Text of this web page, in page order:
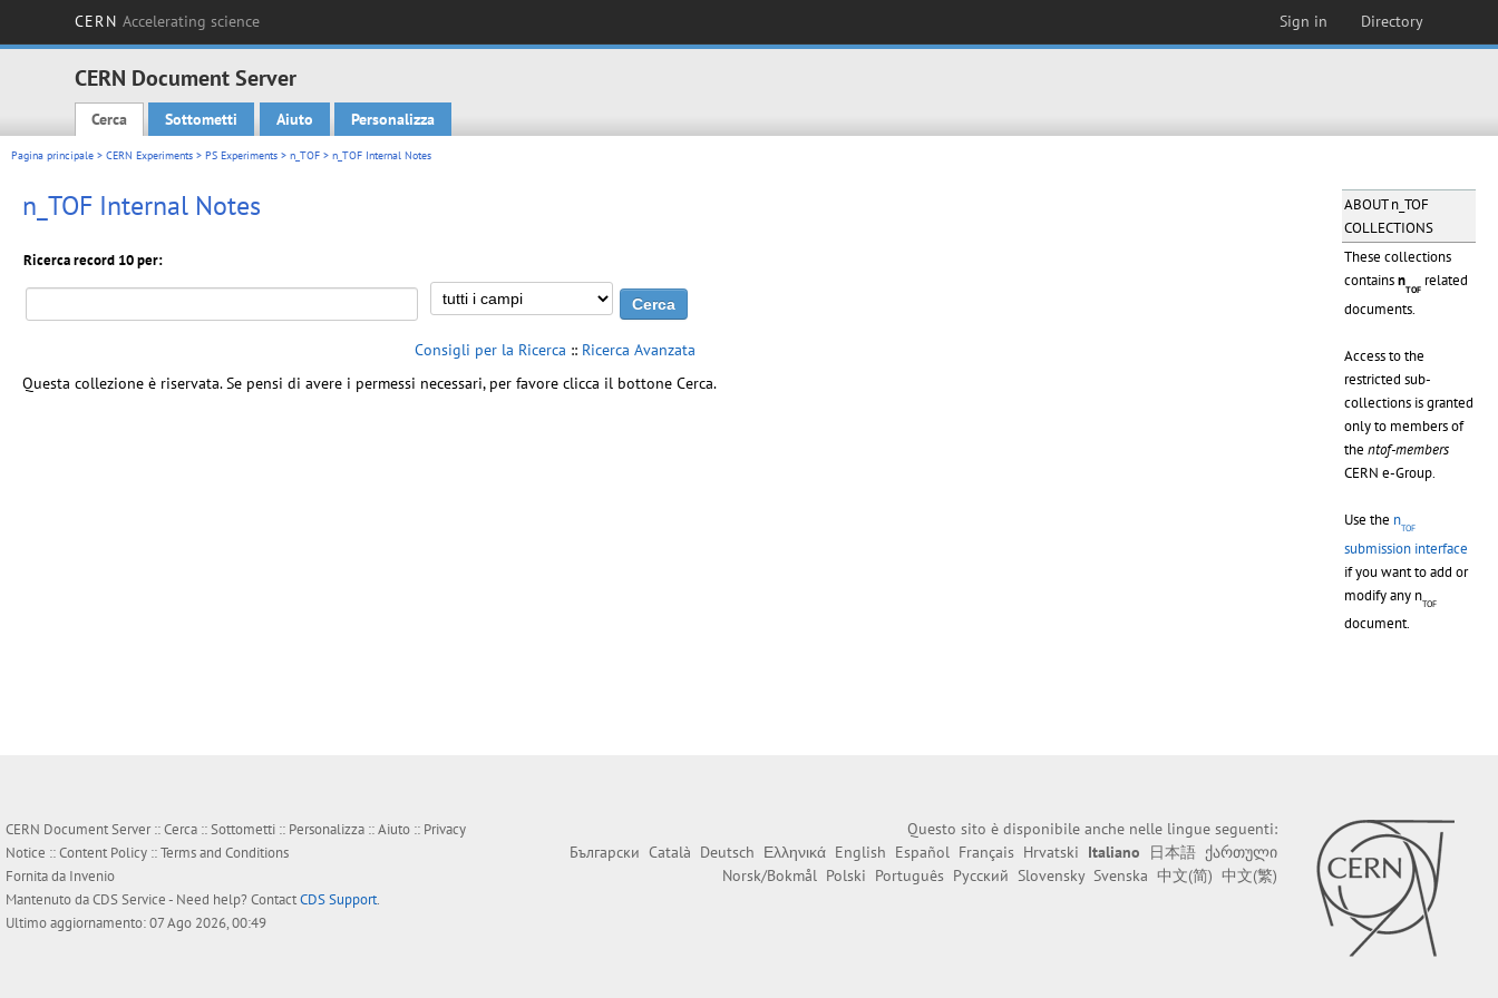
CERN Accelerating science Sign in Directory
CERN Document Server
Main menu
Cerca Sottometti Aiuto Personalizza
Pagina principale > CERN Experiments > PS Experiments > n_TOF > n_TOF Internal Notes
ABOUT n_TOF
COLLECTIONS
These collections
containsnTOF related
documents.
Access to the
restricted sub-
collections is granted
only to members of
the ntof-members
CERN e-Group.
Use the nTOF
submission interface
if you want to add or
modify any nTOF
document.
n_TOF Internal Notes
Ricerca record 10 per:
Consigli per la Ricerca :: Ricerca Avanzata
Questa collezione è riservata. Se pensi di avere i permessi necessari, per favore clicca il bottone Cerca.
CERN Document Server ::Cerca ::Sottometti :: Personalizza ::Aiuto :: Privacy
Notice ::Content Policy ::Terms and Conditions
Fornita da Invenio
Mantenuto daCDS Service- Need help? ContactCDS Support.
Ultimo aggiornamento: 07 Ago 2026, 00:49
Questo sito è disponibile anche nelle lingue seguenti:
Български Català Deutsch Ελληνικά English Español Français Hrvatski Italiano 日本語 ქართული
Norsk/Bokmål Polski Português Русский Slovensky Svenska 中文(简) 中文(繁)